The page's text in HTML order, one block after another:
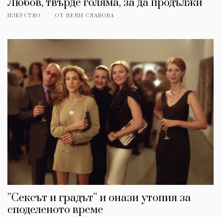
Любов, твърде голяма, за да продължи
ИЗКУСТВО ОТ НЕЛИ СЛАВОВА
''Сексът и градът'' и онази утопия за
споделеното време